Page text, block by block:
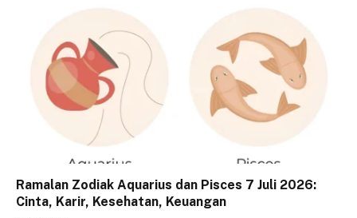
Ramalan Zodiak Aquarius dan Pisces 7 Juli 2026:
Cinta, Karir, Kesehatan, Keuangan